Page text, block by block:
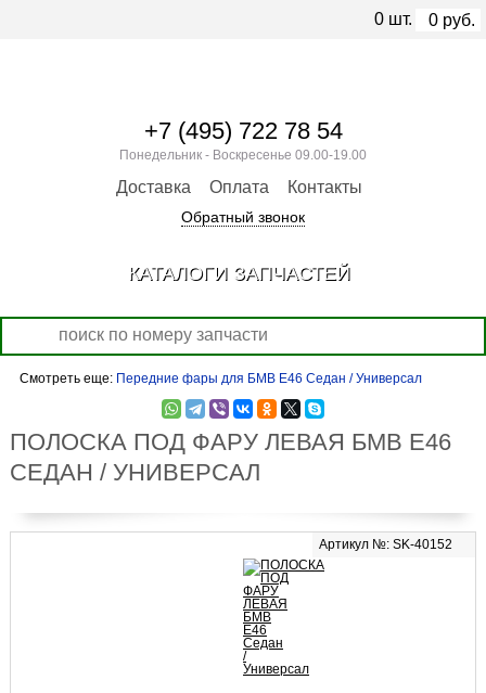
Смотреть еще: Передние фары для БМВ Е46 Седан / Универсал
ПОЛОСКА ПОД ФАРУ ЛЕВАЯ БМВ Е46
СЕДАН / УНИВЕРСАЛ
Артикул №: SK-40152
+7 (495) 722 78 54
Понедельник - Воскресенье 09.00-19.00
Доставка Оплата Контакты
Обратный звонок
0 шт. 0 руб.
КАТАЛОГИ ЗАПЧАСТЕЙ